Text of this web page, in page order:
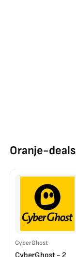
Oranje-deals
CyberGhost